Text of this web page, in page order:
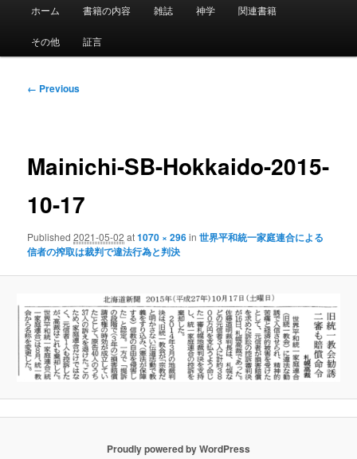
ホーム 書籍の内容 雑誌 神学 関連書籍
その他 証言
Image
← Previous
Mainichi-SB-Hokkaido-2015-
10-17
Published2021-05-02 at1070 × 296in世界平和統一家庭連合による
信者の搾取は裁判で違法行為と判決
Proudly powered by WordPress